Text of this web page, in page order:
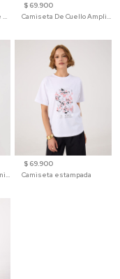
Leggigs Para Mujer Talle Alto Liso
$ 69.900
Camiseta De Cuello Amplio Y Manga 3/4 Para Mujer
Blusa de Manga Corta Minimalista para Mujer
$ 69.900
Camiseta estampada